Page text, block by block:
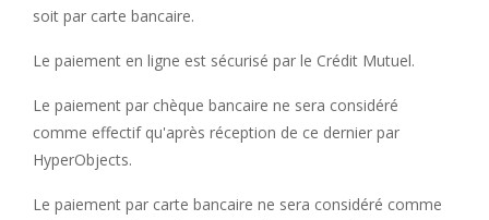
soit par carte bancaire.
Le paiement en ligne est sécurisé par le Crédit Mutuel.
Le paiement par chèque bancaire ne sera considéré
comme effectif qu'après réception de ce dernier par
HyperObjects.
Le paiement par carte bancaire ne sera considéré comme